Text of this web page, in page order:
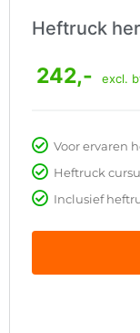
Heftruck
242,- excl.
Voor ervaren
Heftruck
Inclusief